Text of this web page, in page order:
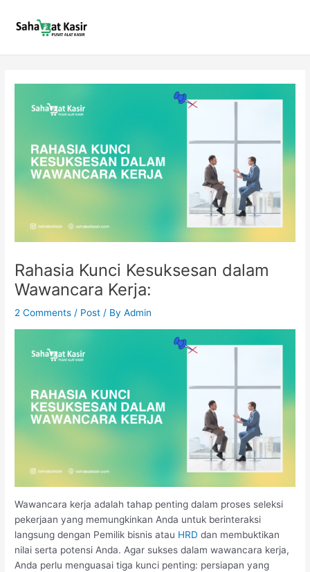
Rahasia Kunci Kesuksesan dalam
Wawancara Kerja:
2 Comments / Post / ByAdmin
Wawancara kerja adalah tahap penting dalam proses seleksi
pekerjaan yang memungkinkan Anda untuk berinteraksi
langsung dengan Pemilik bisnis atau HRDdan membuktikan
nilai serta potensi Anda. Agar sukses dalam wawancara kerja,
Anda perlu menguasai tiga kunci penting: persiapan yang